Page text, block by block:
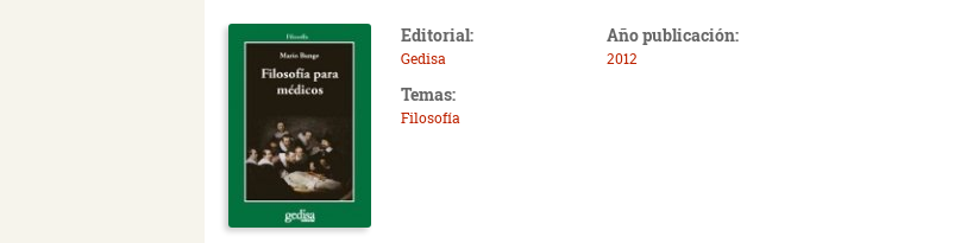
Editorial:
Gedisa
Año publicación:
2012
Temas:
Filosofía